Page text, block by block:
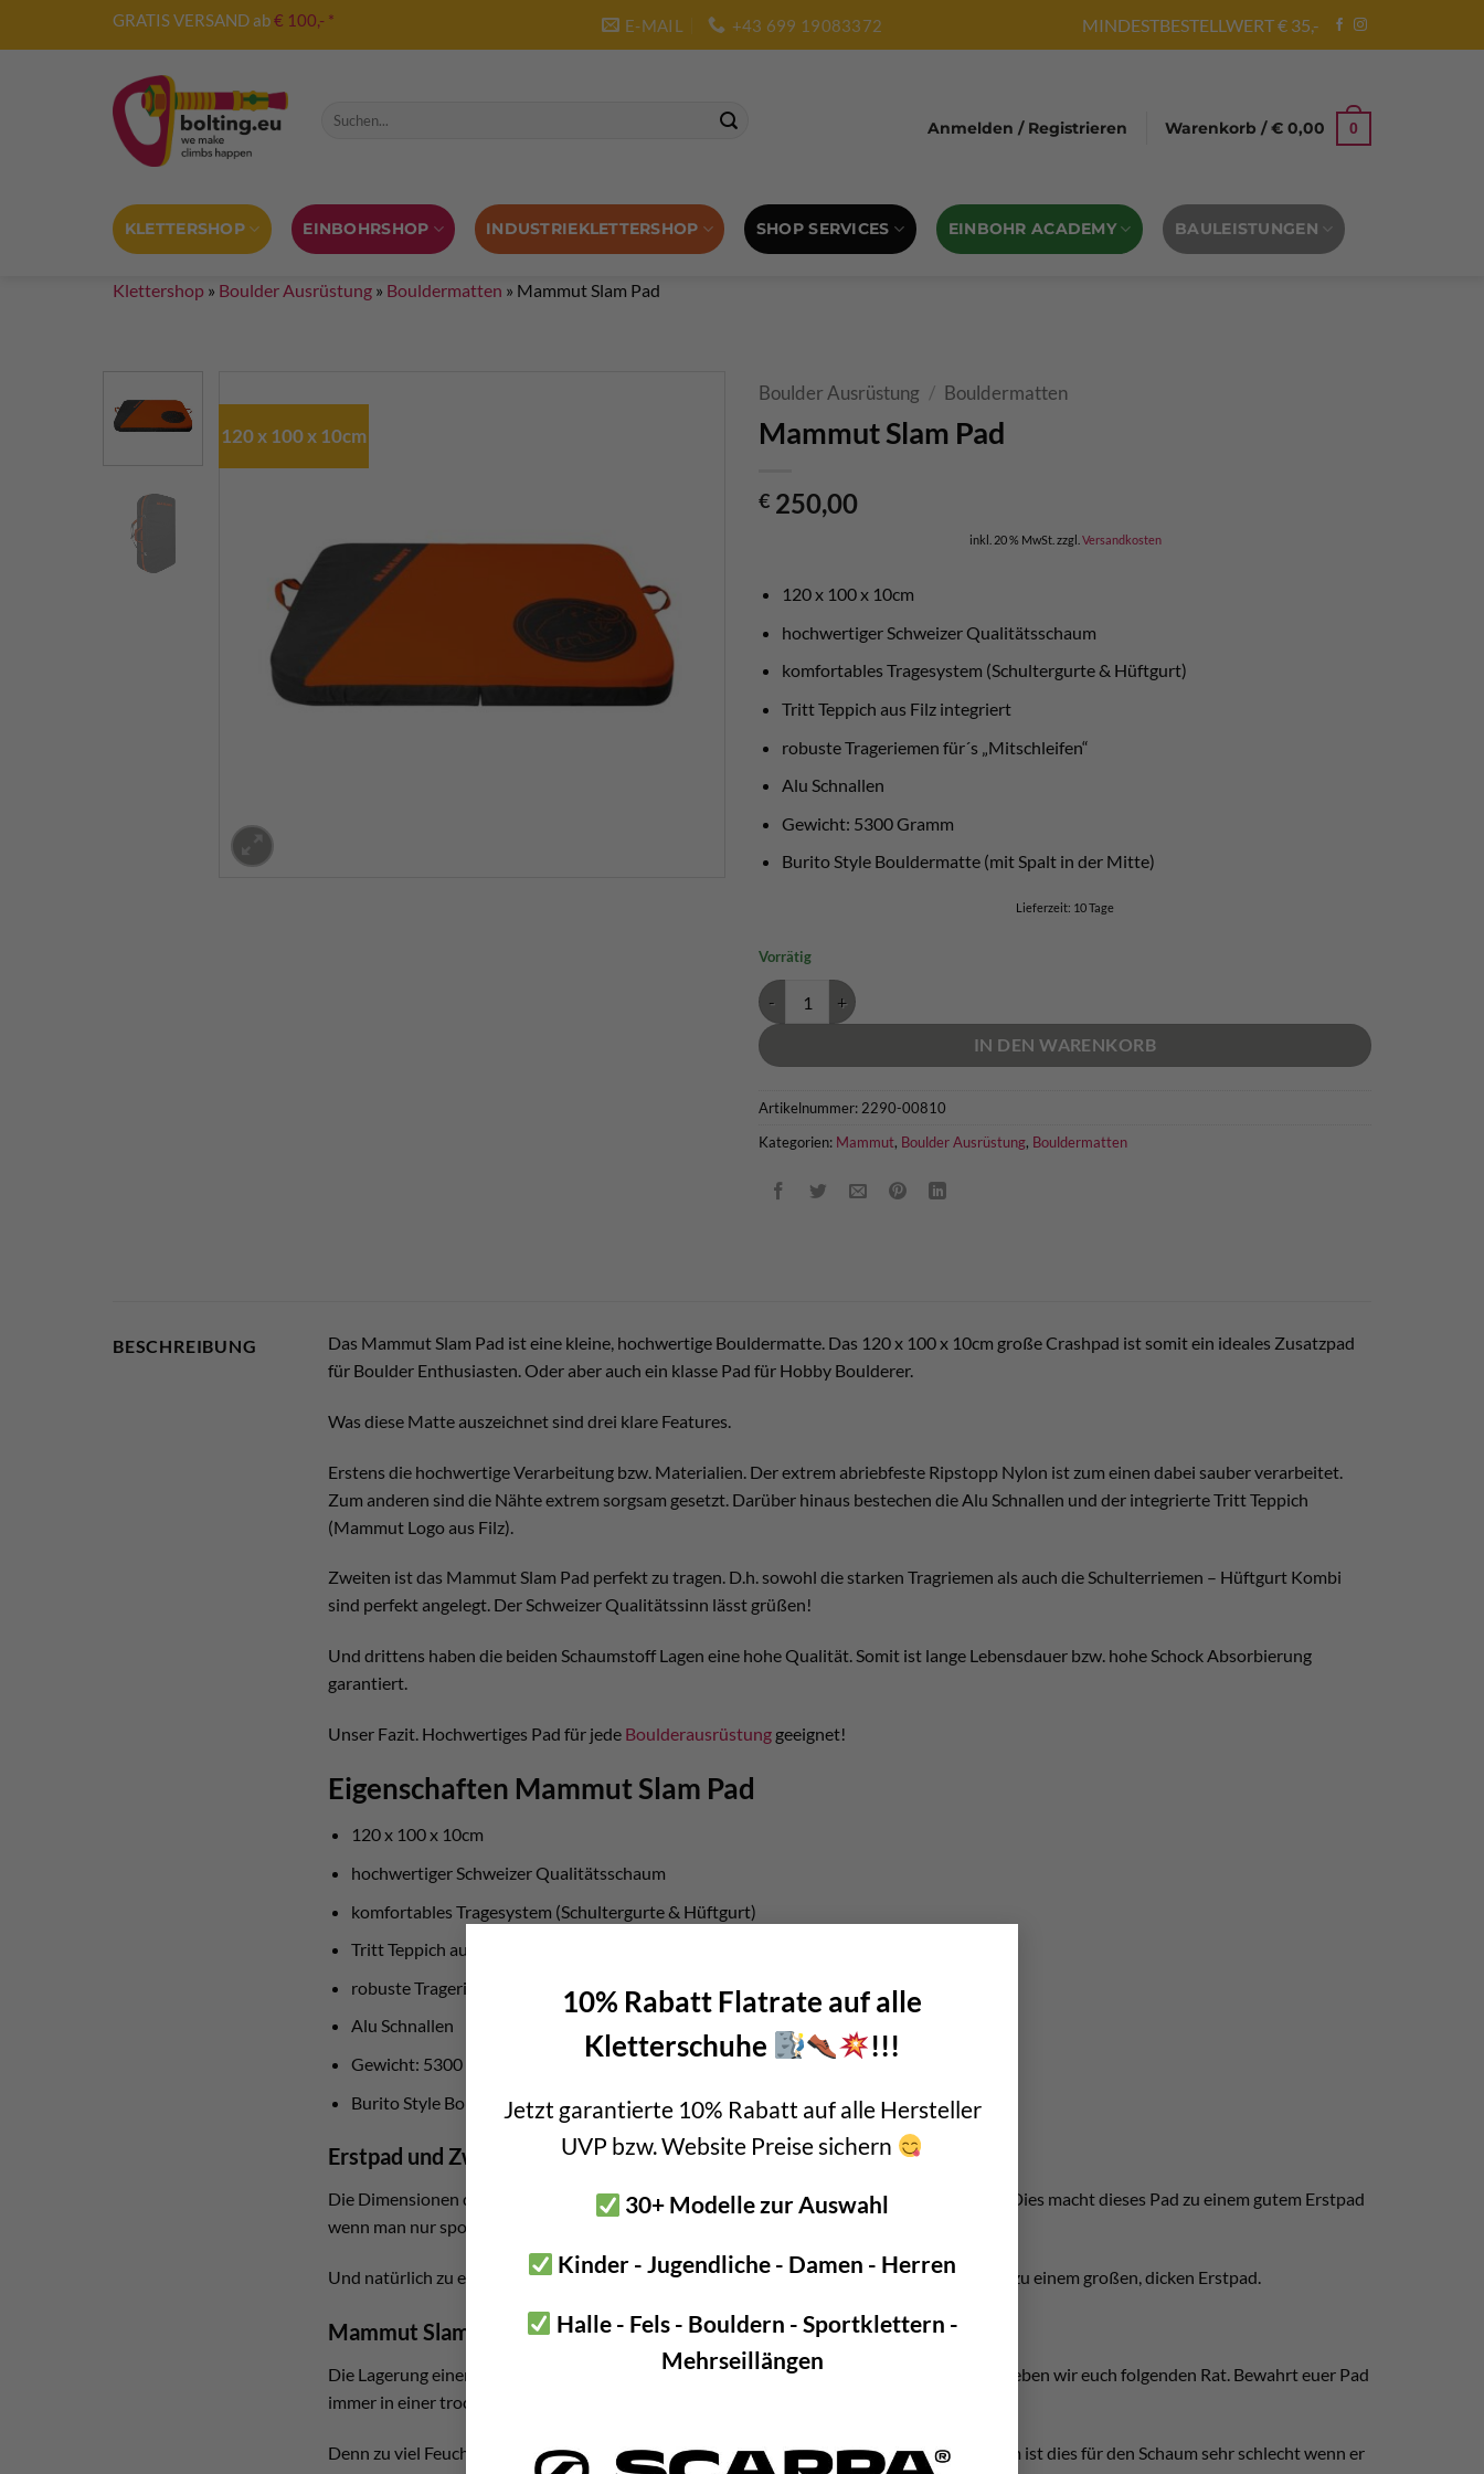
10% Rabatt Flatrate auf alle
Kletterschuhe
!!!
Jetzt garantierte 10% Rabatt auf alle Hersteller
UVP bzw. Website Preise sichern
30+ Modelle zur Auswahl
Kinder - Jugendliche - Damen - Herren
Halle - Fels - Bouldern - Sportklettern -
Mehrseillängen
GRATIS VERSAND ab€ 100,- * E-MAIL +43 699 19083372 MINDESTBESTELLWERT € 35,-
Suche nach:
Anmelden / Registrieren Warenkorb /€ 0,00 0
KLETTERSHOP EINBOHRSHOP INDUSTRIEKLETTERSHOP SHOP SERVICES EINBOHR ACADEMY BAULEISTUNGEN
Klettershop » Boulder Ausrüstung » Bouldermatten » Mammut Slam Pad
120 x 100 x 10cm
Boulder Ausrüstung / Bouldermatten
Mammut Slam Pad
€ 250,00
inkl. 20 % MwSt. zzgl. Versandkosten
120 x 100 x 10cm
hochwertiger Schweizer Qualitätsschaum
komfortables Tragesystem (Schultergurte & Hüftgurt)
Tritt Teppich aus Filz integriert
robuste Trageriemen für´s „Mitschleifen“
Alu Schnallen
Gewicht: 5300 Gramm
Burito Style Bouldermatte (mit Spalt in der Mitte)
Lieferzeit: 10 Tage
Vorrätig
Mammut Slam Pad Menge
IN DEN WARENKORB
Artikelnummer: 2290-00810
Kategorien: Mammut, Boulder Ausrüstung, Bouldermatten
BESCHREIBUNG
Das Mammut Slam Pad ist eine kleine, hochwertige Bouldermatte. Das 120 x 100 x 10cm große Crashpad ist somit ein ideales Zusatzpad
für Boulder Enthusiasten. Oder aber auch ein klasse Pad für Hobby Boulderer.
Was diese Matte auszeichnet sind drei klare Features.
Erstens die hochwertige Verarbeitung bzw. Materialien. Der extrem abriebfeste Ripstopp Nylon ist zum einen dabei sauber verarbeitet.
Zum anderen sind die Nähte extrem sorgsam gesetzt. Darüber hinaus bestechen die Alu Schnallen und der integrierte Tritt Teppich
(Mammut Logo aus Filz).
Zweiten ist das Mammut Slam Pad perfekt zu tragen. D.h. sowohl die starken Tragriemen als auch die Schulterriemen – Hüftgurt Kombi
sind perfekt angelegt. Der Schweizer Qualitätssinn lässt grüßen!
Und drittens haben die beiden Schaumstoff Lagen eine hohe Qualität. Somit ist lange Lebensdauer bzw. hohe Schock Absorbierung
garantiert.
Unser Fazit. Hochwertiges Pad für jede Boulderausrüstung geeignet!
Eigenschaften Mammut Slam Pad
120 x 100 x 10cm
hochwertiger Schweizer Qualitätsschaum
komfortables Tragesystem (Schultergurte & Hüftgurt)
Tritt Teppich aus Filz integriert
robuste Trageriemen für´s „Mitschleifen“
Alu Schnallen
Gewicht: 5300 Gramm
Burito Style Bouldermatte (mit Spalt in der Mitte)
Erstpad und Zweitpad
Die Dimensionen des Mammut Slam Pad sind 120 x 100 x 10cm in ausgefaltetem Zustand. Dies macht dieses Pad zu einem gutem Erstpad
wenn man nur sporadisch an den Fels geht.
Und natürlich zu einem soliden Zweitpad. D.h. ein kleine kleine Bouldermatte in Ergänzung zu einem großen, dicken Erstpad.
Mammut Slam Pad trocken lagern
Die Lagerung einer Bouldermatte ist mitunter entscheidend für die Lebensdauer. Deshalb geben wir euch folgenden Rat. Bewahrt euer Pad
immer in einer trockenen Umgebung auf.
Denn zu viel Feuchtigkeit bzw. ein nass verstautes Pad, kann zu schimmeln anfangen. Zudem ist dies für den Schaum sehr schlecht wenn er